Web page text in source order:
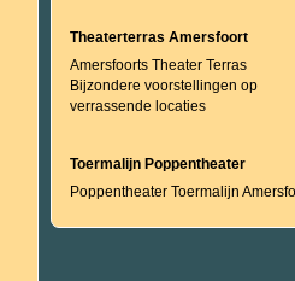
Theaterterras Amersfoort
Amersfoorts Theater Terras
Bijzondere voorstellingen op
verrassende locaties
Toermalijn Poppentheater
Poppentheater Toermalijn